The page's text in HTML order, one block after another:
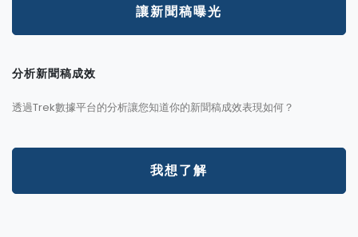
讓新聞稿曝光
分析新聞稿成效
透過Trek數據平台的分析讓您知道你的新聞稿成效表現如何？
我想了解